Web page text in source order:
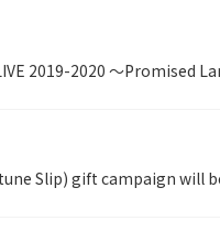
2019-2020 ～Promised
Slip) gift campaign will